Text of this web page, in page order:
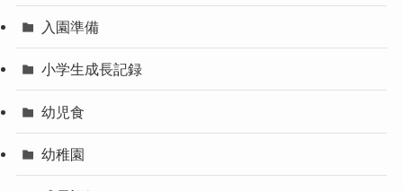
入園準備
小学生成長記録
幼児食
幼稚園